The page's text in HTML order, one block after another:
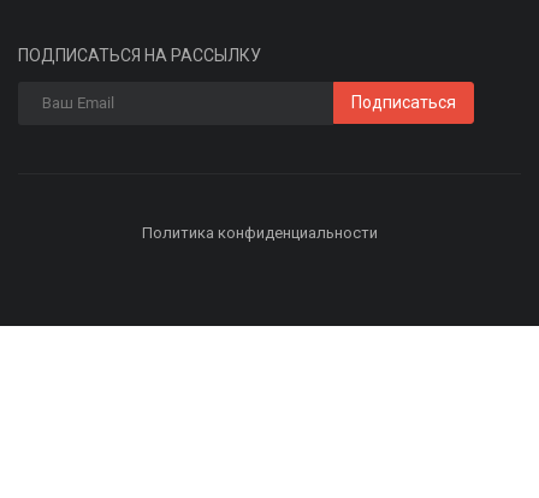
ПОДПИСАТЬСЯ НА РАССЫЛКУ
Подписаться
Политика конфиденциальности